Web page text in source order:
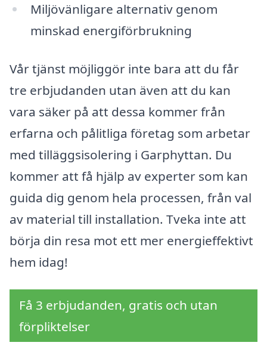
Miljövänligare alternativ genom
minskad energiförbrukning
Vår tjänst möjliggör inte bara att du får
tre erbjudanden utan även att du kan
vara säker på att dessa kommer från
erfarna och pålitliga företag som arbetar
med tilläggsisolering i Garphyttan. Du
kommer att få hjälp av experter som kan
guida dig genom hela processen, från val
av material till installation. Tveka inte att
börja din resa mot ett mer energieffektivt
hem idag!
Få 3 erbjudanden, gratis och utan
förpliktelser